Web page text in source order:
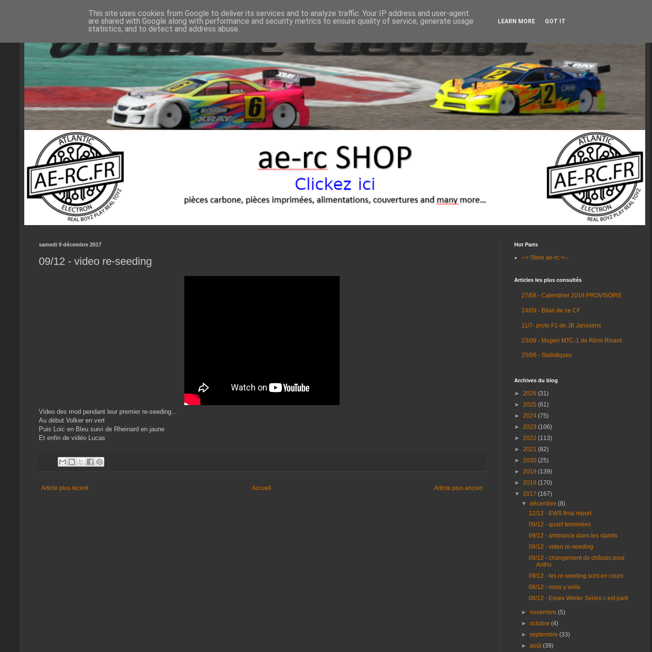
samedi 9 décembre 2017
09/12 - video re-seeding
Video des mod pendant leur premier re-seeding...
Au début Volker en vert
Puis Loic en Bleu suivi de Rheinard en jaune
Et enfin de vidéo Lucas
Article plus récent Article plus ancien
Accueil
Hot Parts
--> Store ae-rc <--
Articles les plus consultés
27/08 - Calendrier 2019 PROVISOIRE
24/09 - Bilan de ce CF
11/7- proto F1 de JB Janssens
23/09 - Mugen MTC-1 de Rémi Rivard
25/06 - Statistiques
Archives du blog
► 2026 (31)
► 2025 (61)
► 2024 (75)
► 2023 (106)
► 2022 (113)
► 2021 (82)
► 2020 (25)
► 2019 (139)
► 2018 (170)
▼ 2017 (167)
▼décembre(8)
12/12 - EWS final report
09/12 - qualif terminées
09/12 - ambiance dans les stands
09/12 - video re-seeding
09/12 - changement de châssis pour
Antho
09/12 - les re-seeding sont en cours
08/12 - nous y voila
08/12 - Essex Winter Series c est parti
►novembre(5)
►octobre(4)
►septembre(33)
►août(39)
This site uses cookies from Google to deliver its services and to analyze traffic. Your IP address and user-agent
are shared with Google along with performance and security metrics to ensure quality of service, generate usage
statistics, and to detect and address abuse.
LEARN MORE GOT IT